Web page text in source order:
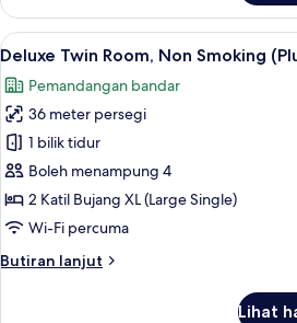
Room,
Non
Smoking
Luxe
King)
Lihat
semua
foto
untuk
Deluxe
Twin
Room,
Non
Smoking
(Plus)
6
Deluxe Twin Room, Non Smoking
Pemandangan bandar
36 meter persegi
1 bilik tidur
Boleh menampung 4
2 Katil Bujang XL (Large Single)
Wi-Fi percuma
Butiran lanjut
Butiran
Lihat